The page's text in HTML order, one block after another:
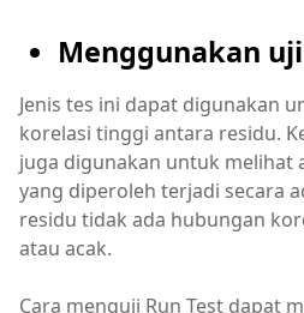
Menggunakan
Jenis tes ini dapat digunakan
korelasi tinggi antara residu.
juga digunakan untuk melihat
yang diperoleh terjadi secara
residu tidak ada hubungan
atau acak.
Cara menguji Run Test dapat